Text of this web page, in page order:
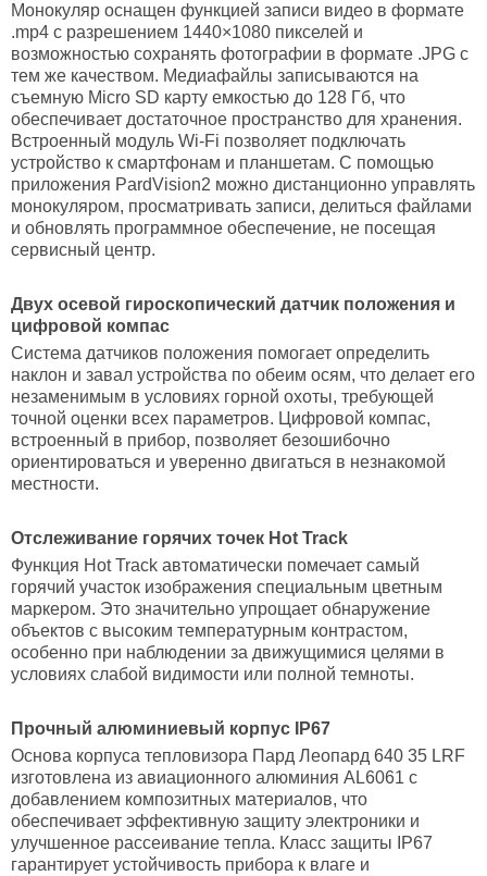
Монокуляр оснащен функцией записи видео в формате
.mp4 с разрешением 1440×1080 пикселей и
возможностью сохранять фотографии в формате .JPG с
тем же качеством. Медиафайлы записываются на
съемную Micro SD карту емкостью до 128 Гб, что
обеспечивает достаточное пространство для хранения.
Встроенный модуль Wi-Fi позволяет подключать
устройство к смартфонам и планшетам. С помощью
приложения PardVision2 можно дистанционно управлять
монокуляром, просматривать записи, делиться файлами
и обновлять программное обеспечение, не посещая
сервисный центр.
Двух осевой гироскопический датчик положения и
цифровой компас
Система датчиков положения помогает определить
наклон и завал устройства по обеим осям, что делает его
незаменимым в условиях горной охоты, требующей
точной оценки всех параметров. Цифровой компас,
встроенный в прибор, позволяет безошибочно
ориентироваться и уверенно двигаться в незнакомой
местности.
Отслеживание горячих точек Hot Track
Функция Hot Track автоматически помечает самый
горячий участок изображения специальным цветным
маркером. Это значительно упрощает обнаружение
объектов с высоким температурным контрастом,
особенно при наблюдении за движущимися целями в
условиях слабой видимости или полной темноты.
Прочный алюминиевый корпус IP67
Основа корпуса тепловизора Пард Леопард 640 35 LRF
изготовлена из авиационного алюминия AL6061 с
добавлением композитных материалов, что
обеспечивает эффективную защиту электроники и
улучшенное рассеивание тепла. Класс защиты IP67
гарантирует устойчивость прибора к влаге и